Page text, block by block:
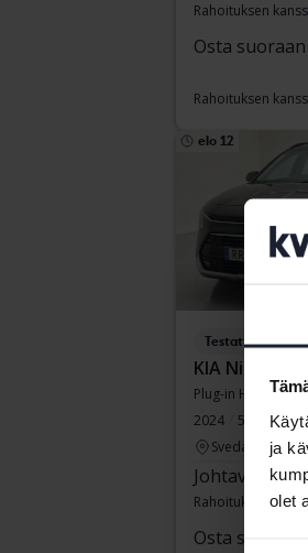
ja
olet
Rahoituksen
Osta suoraan
Rahoituksen
elo 12
Testattu
KIA Niro
Plug-in Hybrid
2024
58 240 km
Svedala
Johtava
Rahoituksen
Osta suoraan